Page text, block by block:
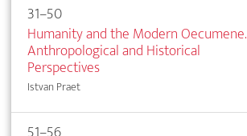
31–50
Humanity and the Modern Oecumene.
Anthropological and Historical
Perspectives
Istvan Praet